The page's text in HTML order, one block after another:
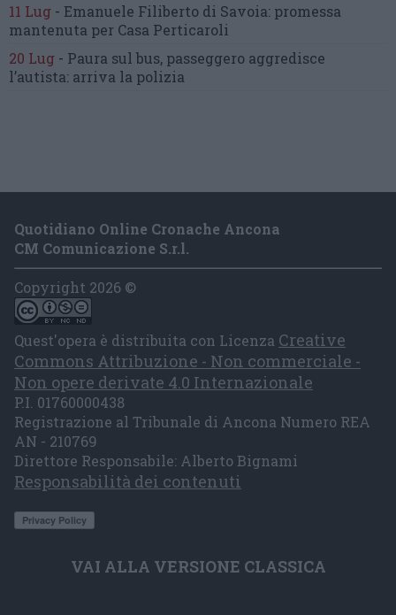
11 Lug - Emanuele Filiberto di Savoia: promessa
mantenuta per Casa Perticaroli
20 Lug - Paura sul bus, passeggero aggredisce
l’autista: arriva la polizia
Quotidiano Online Cronache Ancona
CM Comunicazione S.r.l.
Copyright 2026 ©
Quest'opera è distribuita con Licenza Creative
Commons Attribuzione - Non commerciale -
Non opere derivate 4.0 Internazionale
P.I. 01760000438
Registrazione al Tribunale di Ancona Numero REA
AN - 210769
Direttore Responsabile: Alberto Bignami
Responsabilità dei contenuti
VAI ALLA VERSIONE CLASSICA